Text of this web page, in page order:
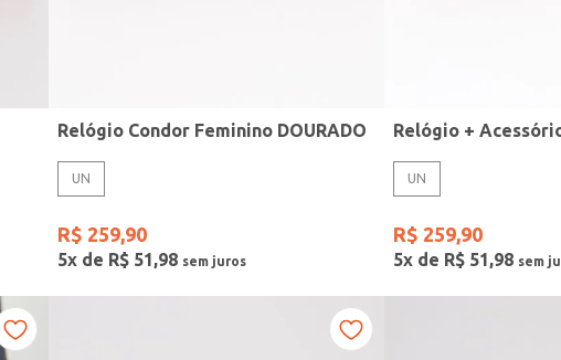
Relógio Condor Feminino DOURADO
UN
R$ 259,90
5x de R$ 51,98
UN
R$ 259,90
5x de R$ 51,98